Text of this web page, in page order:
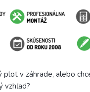
plot v záhrade, alebo
vzhľad?